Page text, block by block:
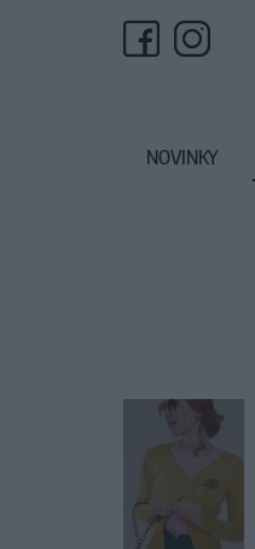
NOVINKY